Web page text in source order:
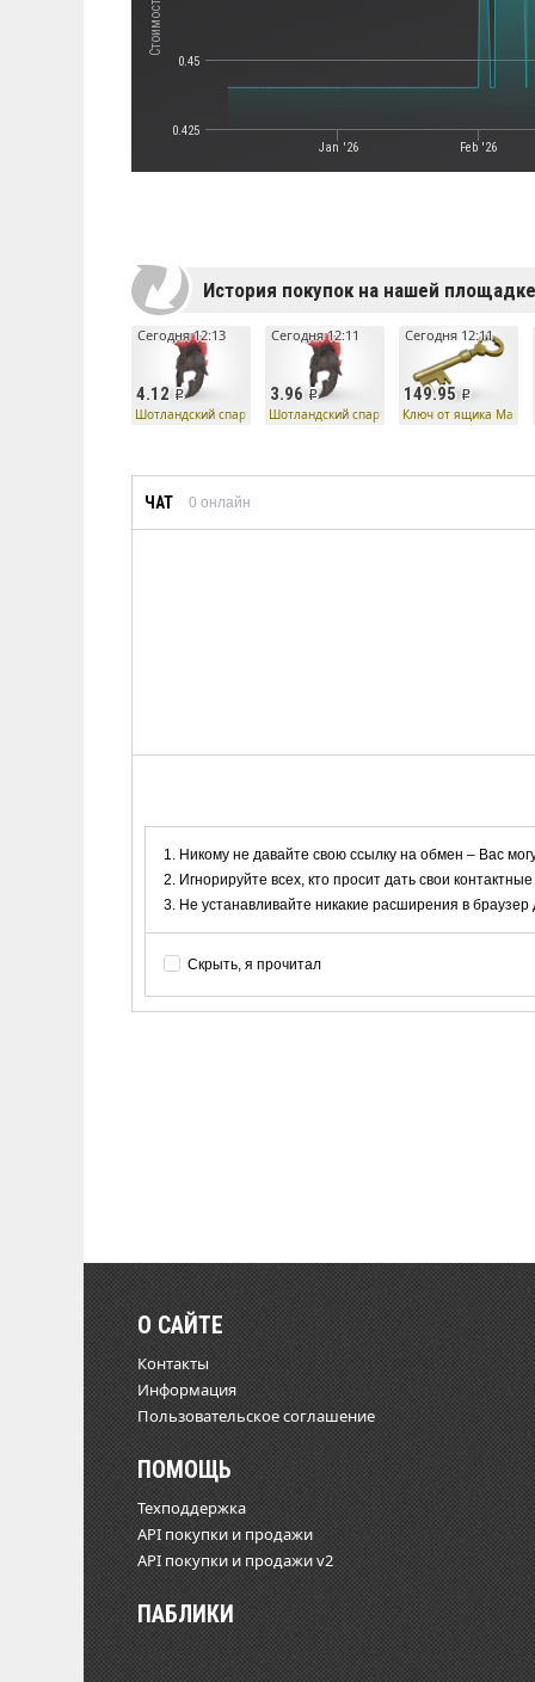
Jan '26 Feb '26
0.425
0.45
История покупок на нашей площадке
4.12
Сегодня 12:13
Шотландский спартанец
3.96
Сегодня 12:11
Шотландский спартанец
149.95
Сегодня 12:11
Ключ от ящика Манн
ЧАТ 0 онлайн
Никому не давайте свою ссылку на обмен – Вас
Игнорируйте всех, кто просит дать свои
Не устанавливайте никакие расширения в
Скрыть, я прочитал
О САЙТЕ
Контакты
Информация
Пользовательское соглашение
ПОМОЩЬ
Техподдержка
API покупки и продажи
API покупки и продажи v2
ПАБЛИКИ